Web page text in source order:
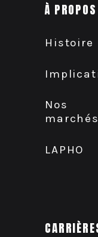
À PROPOS
Histoire
Nos
marchés
LAPHO